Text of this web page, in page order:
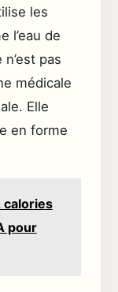
les
l’eau de
pas
médicale
Elle
en forme
calories
pour